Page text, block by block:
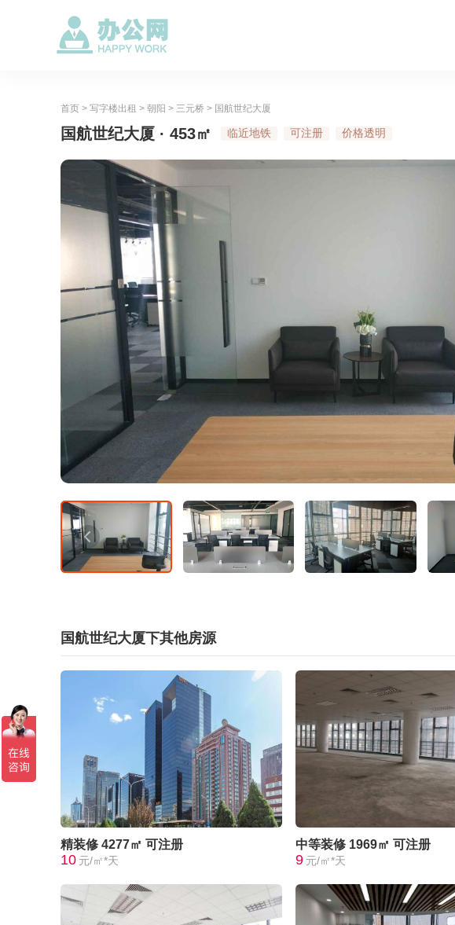
首页 > 写字楼出租 > 朝阳 > 三元桥 > 国航世纪大厦
国航世纪大厦 · 453㎡ 临近地铁 可注册 价格透明
国航世纪大厦下其他房源
精装修 4277㎡ 可注册
10 元/㎡*天
中等装修 1969㎡ 可注册
9 元/㎡*天